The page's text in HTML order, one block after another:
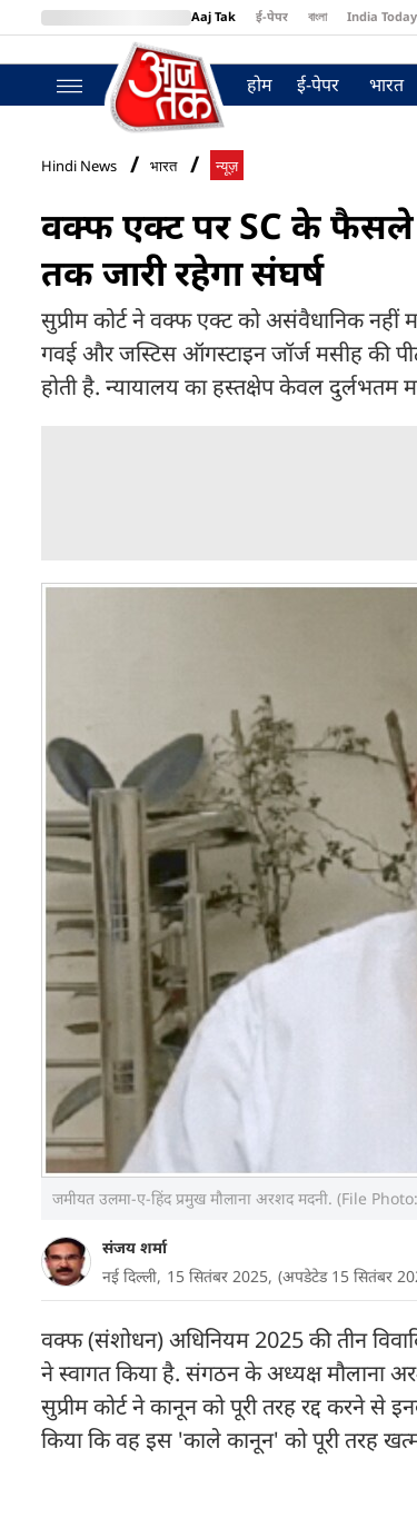
Aaj Tak ई-पेपर বাংলা India Today
BT Bazaar
होम ई-पेपर भारत
Hindi News भारत न्यूज़
वक्फ एक्ट पर SC के फैसले
तक जारी रहेगा संघर्ष
सुप्रीम कोर्ट ने वक्फ एक्ट को असंवैधानिक
गवई और जस्टिस ऑगस्टाइन जॉर्ज मसीह की
होती है. न्यायालय का हस्तक्षेप केवल दुर्लभतम
जमीयत उलमा-ए-हिंद प्रमुख मौलाना अरशद मदनी. (File
संजय शर्मा
नई दिल्ली, 15 सितंबर 2025, (अपडेटेड 15 सितंबर
वक्फ (संशोधन) अधिनियम 2025 की तीन
ने स्वागत किया है. संगठन के अध्यक्ष मौलाना
सुप्रीम कोर्ट ने कानून को पूरी तरह रद्द करने से
किया कि वह इस 'काले कानून' को पूरी तरह